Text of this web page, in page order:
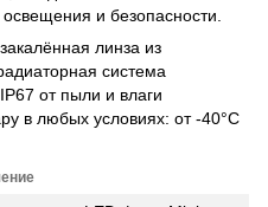
и безопасности.
линза из
система
от пыли и влаги
в любых условиях: от -40°C